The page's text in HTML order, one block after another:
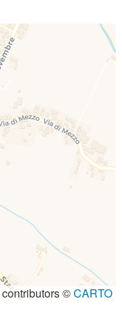
contributors ©CARTO